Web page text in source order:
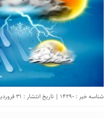
شناسه خبر : 14290 | تاریخ انتشار : 31 فروردین 1405 - 0:21 |